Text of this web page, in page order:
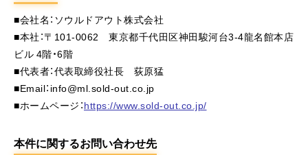
■会社名：ソウルドアウト株式会社
■本社：〒101-0062 東京都千代田区神田駿河台3-4龍名館本店
ビル 4階・6階
■代表者：代表取締役社長 荻原猛
■Email：info@ml.sold-out.co.jp
■ホームページ：https://www.sold-out.co.jp/
本件に関するお問い合わせ先